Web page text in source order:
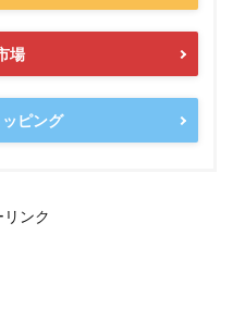
場
ピング
リンク